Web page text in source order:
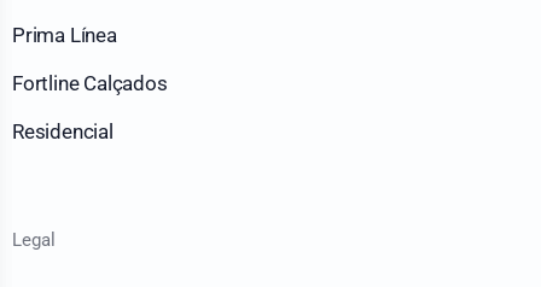
Prima Línea
Fortline Calçados
Residencial
Legal